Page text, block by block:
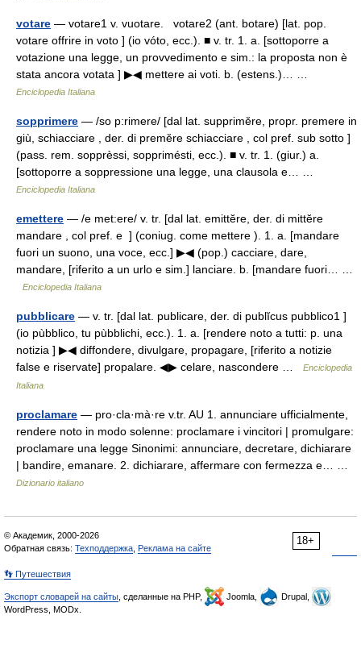
votare — votare1 v. vuotare. votare2 (ant. botare) [lat. pop.
votare offrire in voto ] (io vóto, ecc.). ■ v. tr. 1. a. [sottoporre a
votazione una legge, un provvedimento e sim.: la proposta non è
stata ancora votata ] ▶◀ mettere ai voti. b. (estens.)… …
Enciclopedia Italiana
sopprimere — /so p:rimere/ [dal lat. supprimĕre, propr. premere in
giù, schiacciare , der. di premĕre schiacciare , col pref. sub sotto ]
(pass. rem. sopprèssi, sopprimésti, ecc.). ■ v. tr. 1. (giur.) a.
[sottoporre a soppressione una legge, una clausola e… …
Enciclopedia Italiana
emettere — /e met:ere/ v. tr. [dal lat. emittĕre, der. di mittĕre
mandare , col pref. e ] (coniug. come mettere ). 1. a. [mandare
fuori un suono, una voce, ecc.] ▶◀ (pop.) cacciare, dare,
mandare, [riferito a un urlo e sim.] lanciare. b. [mandare fuori… …
Enciclopedia Italiana
pubblicare — v. tr. [dal lat. publicare, der. di publĭcus pubblico1 ]
(io pùbblico, tu pùbblichi, ecc.). 1. a. [rendere noto a tutti: p. una
notizia ] ▶◀ diffondere, divulgare, propagare, [riferito a notizie
false e riservate] propalare. ◀▶ celare, nascondere …
Enciclopedia
Italiana
proclamare — pro·cla·mà·re v.tr. AU 1. annunciare ufficialmente,
rendere noto in modo solenne: proclamare i vincitori | promulgare:
proclamare una legge Sinonimi: annunciare, decretare, dichiarare
| bandire, emanare. 2. dichiarare, affermare con fermezza e… …
Dizionario italiano
18+
© Академик, 2000-2026
Обратная связь: Техподдержка Реклама на сайте
👣 Путешествия
Экспорт словарей на сайты , сделанные на PHP, Joomla,
Drupal,
WordPress, MODx.